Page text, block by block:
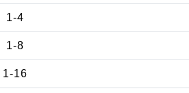
1-4
1-8
1-16